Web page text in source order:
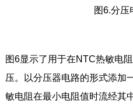
图6.分压
图6显示了用于在NTC热敏电
压。以分压器电路的形式添加
敏电阻在最小电阻值时流经其